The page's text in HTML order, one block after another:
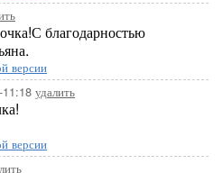
благодарностью
версии
удалить
версии